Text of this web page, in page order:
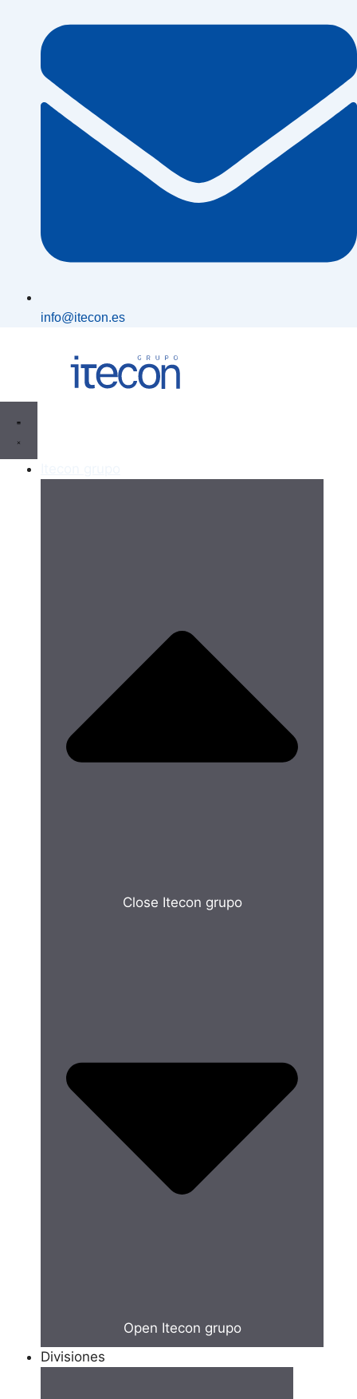
info@itecon.es
Close Itecon grupo
Open Itecon grupo
Divisiones